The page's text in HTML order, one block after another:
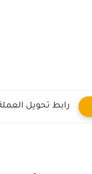
رابط تحويل العملة